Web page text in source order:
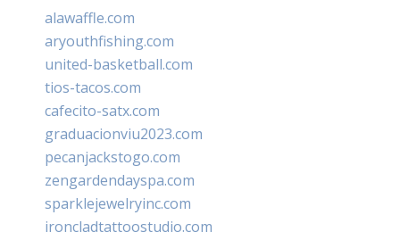
alawaffle.com
aryouthfishing.com
united-basketball.com
tios-tacos.com
cafecito-satx.com
graduacionviu2023.com
pecanjackstogo.com
zengardendayspa.com
sparklejewelryinc.com
ironcladtattoostudio.com